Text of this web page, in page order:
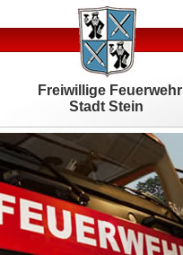
Freiwillige Feuerwehr
Stadt Stein